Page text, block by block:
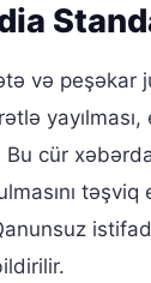
və peşəkar
cür